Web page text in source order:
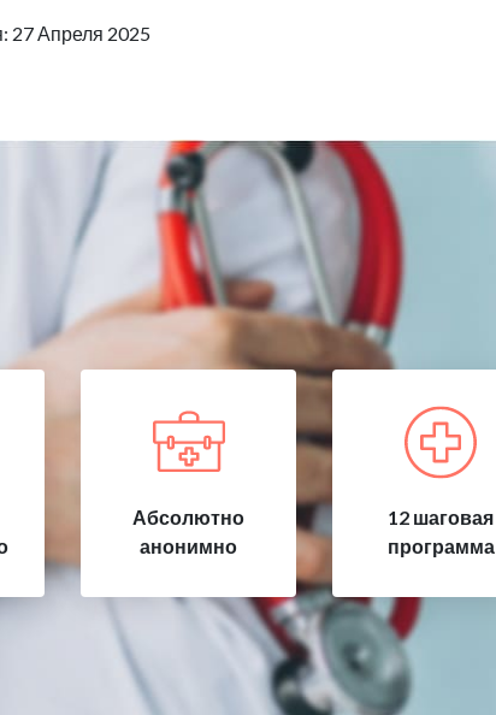
27 Апреля 2025
Абсолютно
анонимно
12 шаговая
программа